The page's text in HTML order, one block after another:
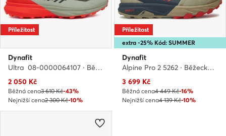
Příležitost
Dynafit
Ultra 08-0000064107 · Běžecké boty
Aktuální cena
2 050 Kč
Běžná cena3 610 Kč-43%
Nejnižší cena2 300 Kč-10%
extra -25% Kód: SUMMER
Příležitost
Dynafit
Alpine Pro 2 5262 · Běžecké boty
Aktuální cena
3 699 Kč
Běžná cena4 449 Kč-16%
Nejnižší cena4 139 Kč-10%